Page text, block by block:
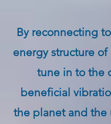
By reconnecting
energy structure of
tune in to the
beneficial
the planet and the